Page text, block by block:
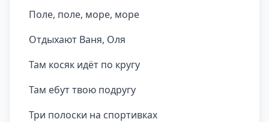
Поле, поле, море, море
Отдыхают Ваня, Оля
Там косяк идёт по кругу
Там ебут твою подругу
Три полоски на спортивках